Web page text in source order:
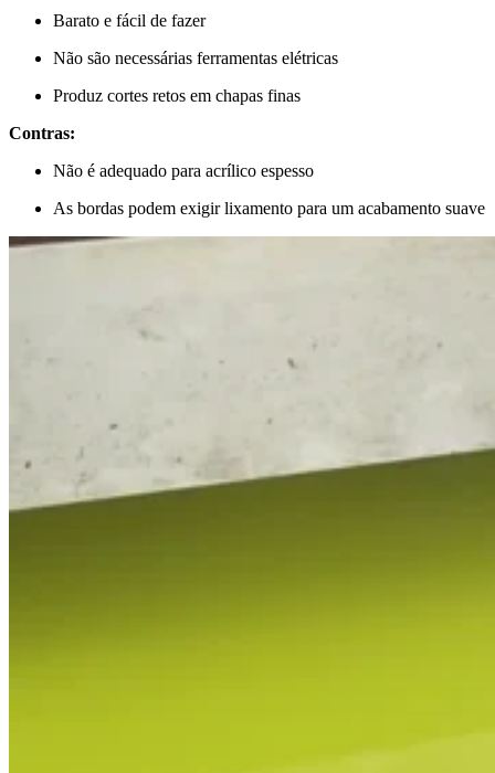
Barato e fácil de fazer
Não são necessárias ferramentas elétricas
Produz cortes retos em chapas finas
Contras:
Não é adequado para acrílico espesso
As bordas podem exigir lixamento para um acabamento suave